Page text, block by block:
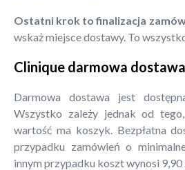
Ostatni krok to finalizacja
wskaż miejsce dostawy. To
Clinique darmowa dostawa
Darmowa dostawa jest
Wszystko zależy jednak od
wartość ma koszyk. Bezpłatna
przypadku zamówień o
innym przypadku koszt wynosi 9,90